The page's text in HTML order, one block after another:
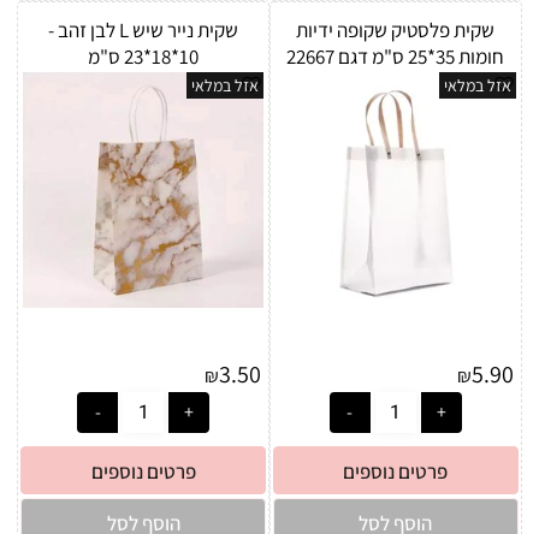
שקית פלסטיק שקופה ידיות
חומות 35*25 ס"מ דגם 22667
אזל במלאי
₪5.90
פרטים נוספים
הוסף לסל
שקית נייר שיש L לבן זהב -
10*18*23 ס"מ
אזל במלאי
₪3.50
פרטים נוספים
הוסף לסל